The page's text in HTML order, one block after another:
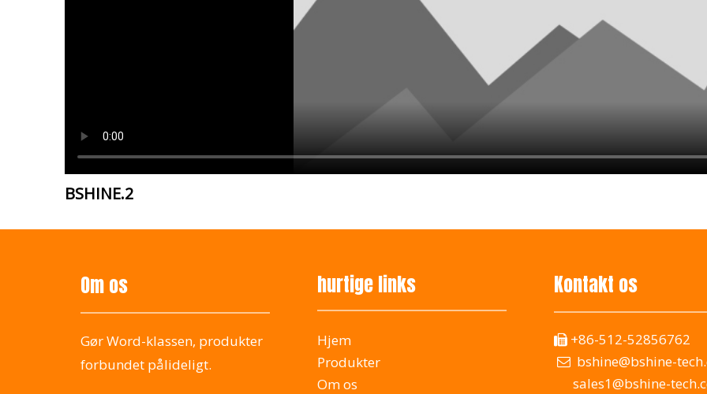
BSHINE.2
Om os
Gør Word-klassen, produkter
forbundet pålideligt.
hurtige links
Hjem
Produkter
Om os
Kontakt os
 +86-512-52856762
 bshine@bshine-
sales1@bshine-